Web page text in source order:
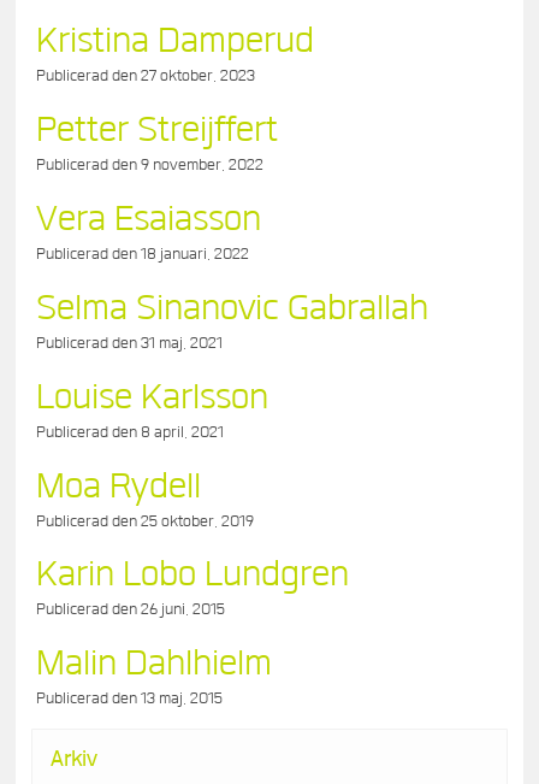
Kristina Damperud
Publicerad den27 oktober, 2023
Petter Streijffert
Publicerad den9 november, 2022
Vera Esaiasson
Publicerad den18 januari, 2022
Selma Sinanovic Gabrallah
Publicerad den31 maj, 2021
Louise Karlsson
Publicerad den 8 april, 2021
Moa Rydell
Publicerad den25 oktober, 2019
Karin Lobo Lundgren
Publicerad den26 juni, 2015
Malin Dahlhielm
Publicerad den13 maj, 2015
Arkiv